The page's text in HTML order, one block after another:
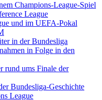
Champions-League-Spiel
League
und im UEFA-Pokal
in der Bundesliga
in Folge in den
rund ums Finale der
Bundesliga-Geschichte
League